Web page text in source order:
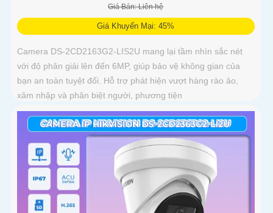
Giá Bán: Liên hệ
Giá Khuyến Mại: 45%
Camera DS-2CD2163G2-LIS2U mang lại tầm nhìn sắc nét
với độ phân giải lên đến 6MP, giúp bảo vệ không gian của
bạn an toàn tuyệt đối. Hỗ trợ phát hiện vượt hàng rào ảo,
xâm nhập và phân biệt người, phương tiện